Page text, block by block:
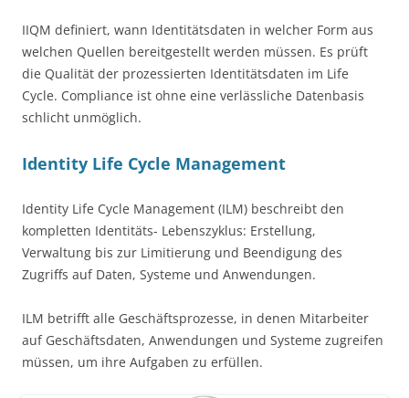
IIQM definiert, wann Identitätsdaten in welcher Form aus
welchen Quellen bereitgestellt werden müssen. Es prüft
die Qualität der prozessierten Identitätsdaten im Life
Cycle. Compliance ist ohne eine verlässliche Datenbasis
schlicht unmöglich.
Identity Life Cycle Management
Identity Life Cycle Management (ILM) beschreibt den
kompletten Identitäts- Lebenszyklus: Erstellung,
Verwaltung bis zur Limitierung und Beendigung des
Zugriffs auf Daten, Systeme und Anwendungen.
ILM betrifft alle Geschäftsprozesse, in denen Mitarbeiter
auf Geschäftsdaten, Anwendungen und Systeme zugreifen
müssen, um ihre Aufgaben zu erfüllen.